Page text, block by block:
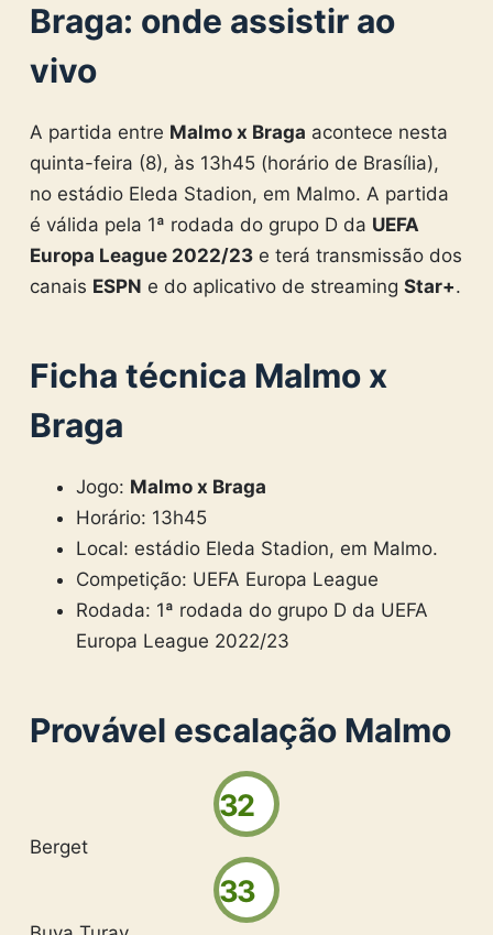
Braga: onde assistir ao
vivo
A partida entre Malmo x Braga acontece nesta
quinta-feira (8), às 13h45 (horário de Brasília),
no estádio Eleda Stadion, em Malmo. A partida
é válida pela 1ª rodada do grupo D da UEFA
Europa League 2022/23e terá transmissão dos
canais ESPN e do aplicativo de streaming Star+.
Ficha técnica Malmo x
Braga
Jogo: Malmo x Braga
Horário: 13h45
Local: estádio Eleda Stadion, em Malmo.
Competição: UEFA Europa League
Rodada: 1ª rodada do grupo D da UEFA
Europa League 2022/23
Provável escalação Malmo
32
Berget
33